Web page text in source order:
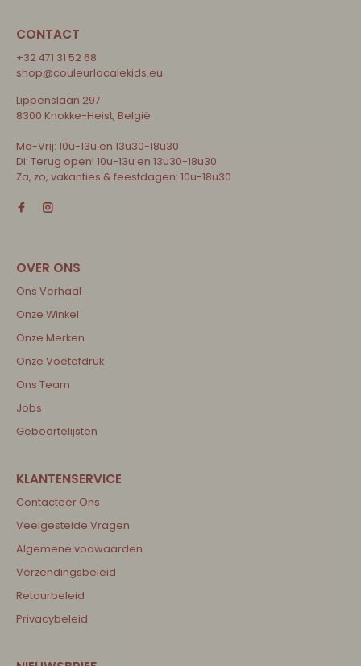
CONTACT
+32 471 31 52 68
shop@couleurlocalekids.eu
Lippenslaan 297
8300 Knokke-Heist, België
Ma-Vrij: 10u-13u en 13u30-18u30
Di: Terug open! 10u-13u en 13u30-18u30
Za, zo, vakanties & feestdagen: 10u-18u30
Ons Verhaal
Onze Winkel
Onze Merken
Onze Voetafdruk
Ons Team
Jobs
Geboortelijsten
Contacteer Ons
Veelgestelde Vragen
Algemene voowaarden
Verzendingsbeleid
Retourbeleid
Privacybeleid